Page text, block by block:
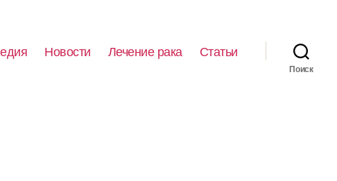
Новости Лечение рака Статьи
Поиск